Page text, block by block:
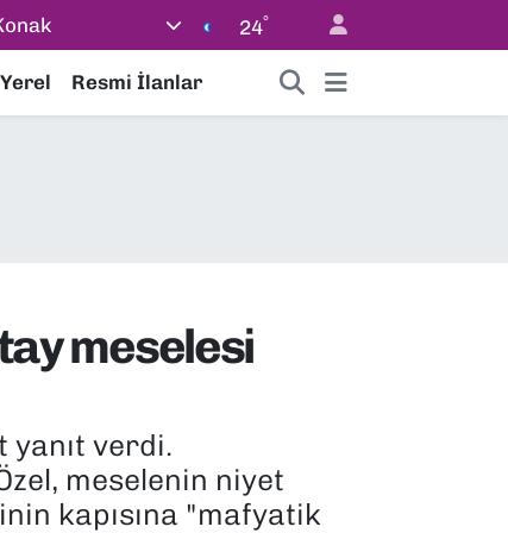
24°
Yerel Resmi İlanlar
meselesi
yanıt verdi.
meselenin niyet
kapısına "mafyatik